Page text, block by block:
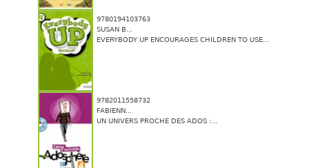
9780194103763
SUSAN B...
EVERYBODY UP ENCOURAGES CHILDREN TO USE...
9782011558732
FABIENN...
UN UNIVERS PROCHE DES ADOS :...